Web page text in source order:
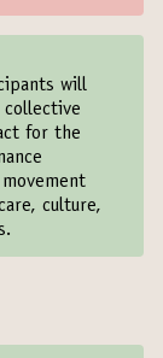
will
for the
culture,